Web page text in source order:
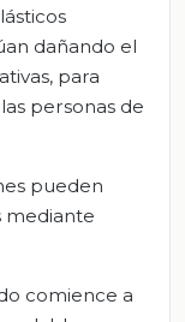
dañando el
para
personas de
pueden
mediante
comience a